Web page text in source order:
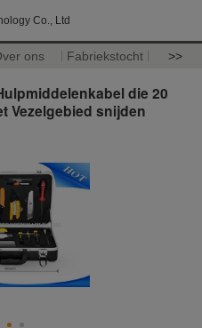
Co., Ltd
ons Fabriekstocht >>
die 20
Vezelgebied snijden